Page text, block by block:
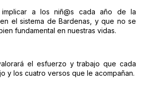
a los niñ@s cada año de la
el sistema de Bardenas, y que no se
fundamental en nuestras vidas.
el esfuerzo y trabajo que cada
y los cuatro versos que le acompañan.